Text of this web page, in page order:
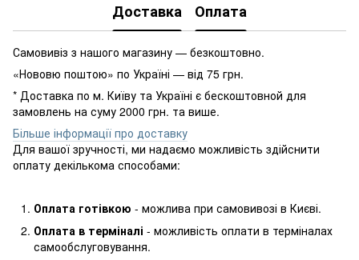
Доставка Оплата
Самовивіз з нашого магазину — безкоштовно.
«Нововю поштою» по Україні — від 75 грн.
* Доставка по м. Київу та Україні є бескоштовной для
замовлень на суму 2000 грн. та више.
Більше інформації про доставку
Для вашої зручності, ми надаємо можливість здійснити
оплату декількома способами:
Оплата готівкою - можлива при самовивозі в Києві.
Оплата в терміналі - можливість оплати в терміналах
самообслуговування.